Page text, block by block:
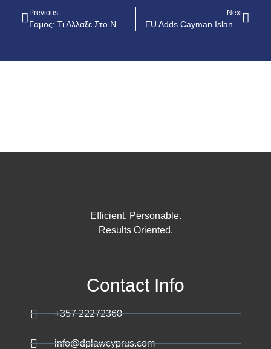
Previous Next
Efficient. Personable.
Results Oriented.
Contact Info
+357 22272360
info@dplawcyprus.com